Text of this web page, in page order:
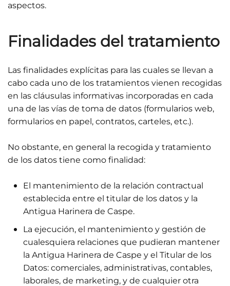
aspectos.
Finalidades del tratamiento
Las finalidades explícitas para las cuales se llevan a
cabo cada uno de los tratamientos vienen recogidas
en las cláusulas informativas incorporadas en cada
una de las vías de toma de datos (formularios web,
formularios en papel, contratos, carteles, etc.).
No obstante, en general la recogida y tratamiento
de los datos tiene como finalidad:
El mantenimiento de la relación contractual
establecida entre el titular de los datos y la
Antigua Harinera de Caspe.
La ejecución, el mantenimiento y gestión de
cualesquiera relaciones que pudieran mantener
la Antigua Harinera de Caspe y el Titular de los
Datos: comerciales, administrativas, contables,
laborales, de marketing, y de cualquier otra